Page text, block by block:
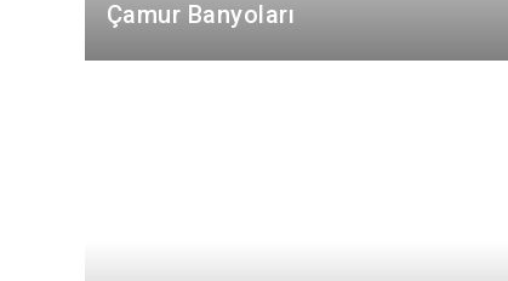
Çamur Banyoları